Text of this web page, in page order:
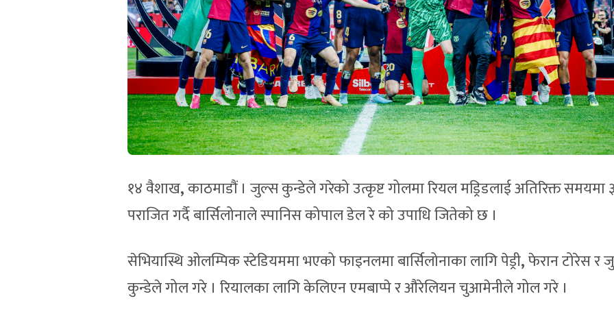
१४ वैशाख,काठमाडौं । जुल्स कुन्डेले गरेको उत्कृष्ट गोलमा रियल मड्रिडलाई अतिरिक्त समयमा
पराजित गर्दै बार्सिलोनाले स्पानिस कोपाल डेल रे को उपाधि जितेको छ ।
सेभियास्थि ओलम्पिक स्टेडियममा भएको फाइनलमा बार्सिलोनाका लागि पेड्री,फेरान टोरेस र
कुन्डेले गोल गरे । रियालका लागि केलिएन एमबाप्पे र औरेलियन चुआमेनीले गोल गरे ।